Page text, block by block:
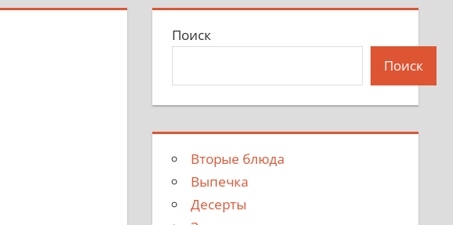
Поиск
Поиск
Вторые блюда
Выпечка
Десерты